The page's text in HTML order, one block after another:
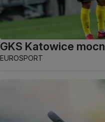
GKS Katowice
EUROSPORT